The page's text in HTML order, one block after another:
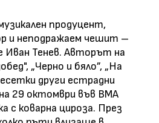
продуцент,
и неподражаем чешит –
Иван Тенев. Авторът на
„Черно и бяло”, „На
други естрадни
29 октомври във ВМА
с коварна цироза. През